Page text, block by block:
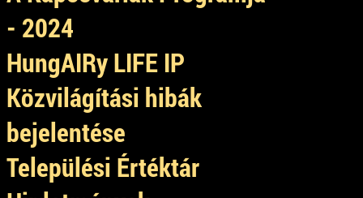
- 2024
HungAIRy LIFE IP
Közvilágítási hibák
bejelentése
Települési Értéktár